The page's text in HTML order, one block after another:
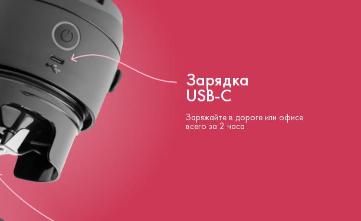
Зарядка
USB‑C
Заряжайте в дороге или офисе
всего за 2 часа